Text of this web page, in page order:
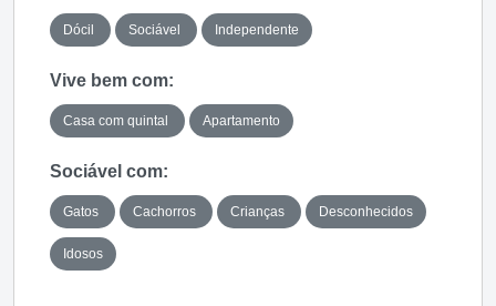
Dócil Sociável Independente
Vive bem com:
Casa com quintal Apartamento
Sociável com:
Gatos Cachorros Crianças Desconhecidos
Idosos